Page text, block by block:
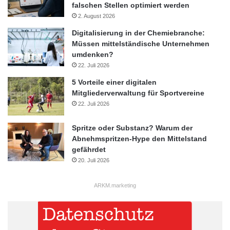
falschen Stellen optimiert werden
2. August 2026
Digitalisierung in der Chemiebranche:
Müssen mittelständische Unternehmen
umdenken?
22. Juli 2026
5 Vorteile einer digitalen
Mitgliederverwaltung für Sportvereine
22. Juli 2026
Spritze oder Substanz? Warum der
Abnehmspritzen-Hype den Mittelstand
gefährdet
20. Juli 2026
ARKM.marketing